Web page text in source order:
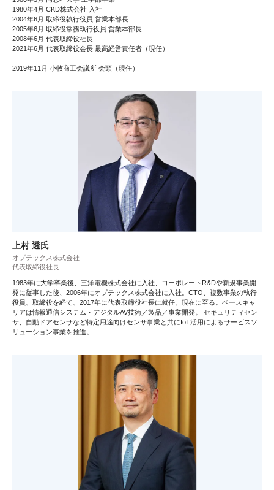
1980年4月 CKD株式会社 入社
2004年6月 取締役執行役員 営業本部長
2005年6月 取締役常務執行役員 営業本部長
2008年6月 代表取締役社長
2021年6月 代表取締役会長 最高経営責任者（現任）
2019年11月 小牧商工会議所 会頭（現任）
上村 透氏
オプテックス株式会社
代表取締役社長
1983年に大学卒業後、三洋電機株式会社に入社、コーポレートR&Dや新規事業開
発に従事した後、2006年にオプテックス株式会社に入社。CTO、複数事業の執行
役員、取締役を経て、2017年に代表取締役社長に就任、現在に至る。ベースキャ
リアは情報通信システム・デジタルAV技術／製品／事業開発。 セキュリティセン
サ、自動ドアセンサなど特定用途向けセンサ事業と共にIoT活用によるサービスソ
リューション事業を推進。